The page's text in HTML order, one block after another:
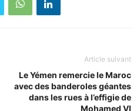
Article suivant
Le Yémen remercie le Maroc
avec des banderoles géantes
dans les rues à l’effigie de
Mohamed VI